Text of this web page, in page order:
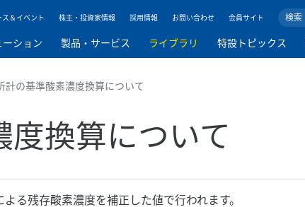
ス＆イベント 株主・投資家情報 採用情報 お問い合わせ 会員サイト
ーション 製品・サービス ライブラリ 特設トピックス
計の基準酸素濃度換算について
換算について
る残存酸素濃度を補正した値で行われます。